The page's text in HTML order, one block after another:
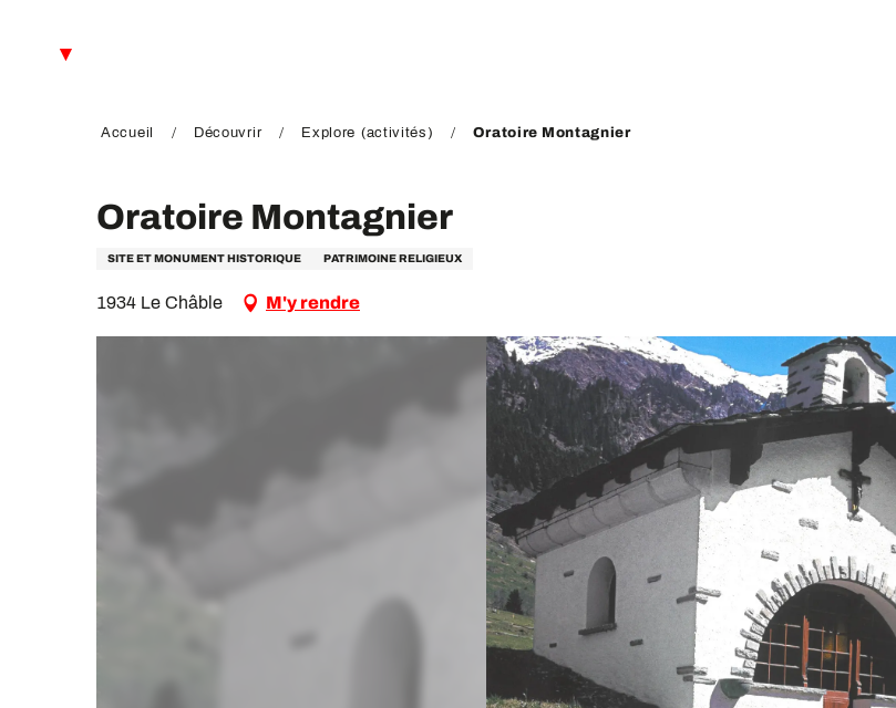
Accueil Découvrir Explore (activités) Oratoire Montagnier
Oratoire Montagnier
SITE ET MONUMENT HISTORIQUE PATRIMOINE RELIGIEUX
1934 Le Châble M'y rendre